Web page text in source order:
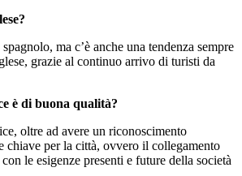
ma c’è anche una tendenza sempre
grazie al continuo arrivo di turisti da
è di buona qualità?
oltre ad avere un riconoscimento
chiave per la città, ovvero il collegamento
le esigenze presenti e future della società